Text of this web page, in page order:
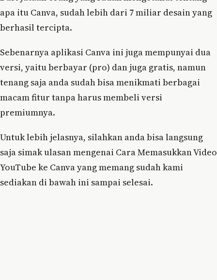
apa itu Canva, sudah lebih dari 7 miliar desain yang
berhasil tercipta.
Sebenarnya aplikasi Canva ini juga mempunyai dua
versi, yaitu berbayar (pro) dan juga gratis, namun
tenang saja anda sudah bisa menikmati berbagai
macam fitur tanpa harus membeli versi
premiumnya.
Untuk lebih jelasnya, silahkan anda bisa langsung
saja simak ulasan mengenai Cara Memasukkan Video
YouTube ke Canva yang memang sudah kami
sediakan di bawah ini sampai selesai.